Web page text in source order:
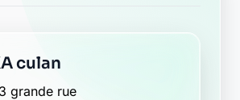
culan
grande rue